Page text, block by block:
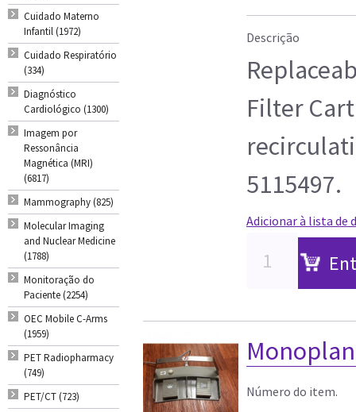
Cuidado Materno
Infantil (1972)
Cuidado Respiratório
(334)
Diagnóstico
Cardiológico (1300)
Imagem por
Ressonância
Magnética (MRI)
(6817)
Mammography (825)
Molecular Imaging
and Nuclear Medicine
(1788)
Monitoração do
Paciente (2254)
OEC Mobile C-Arms
(1959)
PET Radiopharmacy
(749)
PET/CT (723)
Descrição
Filter
5115497.
Adicionar à lista de
Número do item.